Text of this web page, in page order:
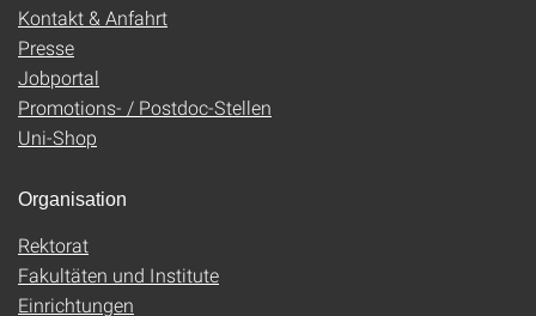
Kontakt & Anfahrt
Presse
Jobportal
Promotions- / Postdoc-Stellen
Uni-Shop
Organisation
Rektorat
Fakultäten und Institute
Einrichtungen